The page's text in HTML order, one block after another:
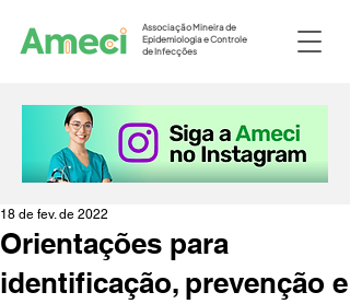
Associação Mineira de
Epidemiologia e Controle
de Infecções
Orientações para
identificação, prevenção e
18 de fev. de 2022